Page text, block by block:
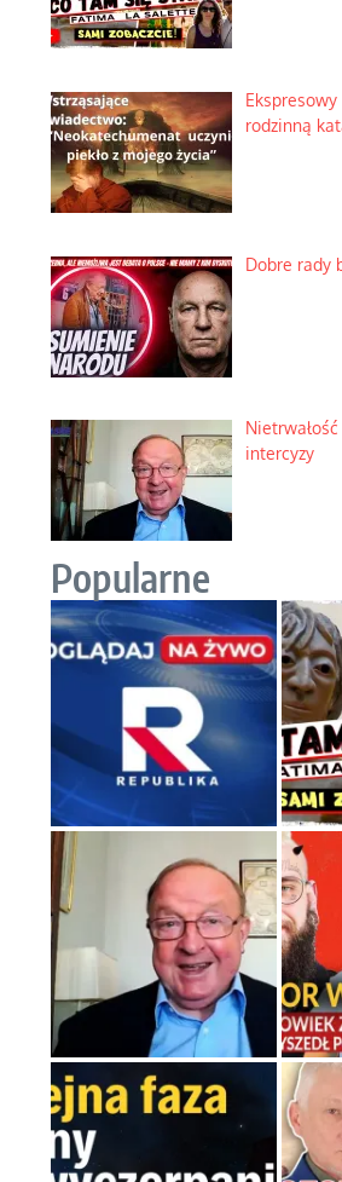
rodzinną
Dobre rady
intercyzy
Popularne